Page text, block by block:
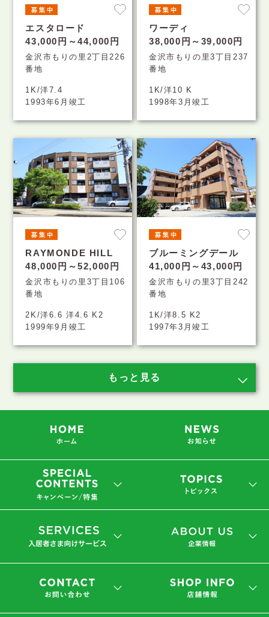
エスタロード
43,000円～44,000円
金沢市もりの里2丁目226
番地
1K/洋7.4
1993年6月竣工
ワーディ
38,000円～39,000円
金沢市もりの里3丁目237
番地
1K/洋10 K
1998年3月竣工
RAYMONDE HILL
48,000円～52,000円
金沢市もりの里3丁目106
番地
2K/洋6.6 洋4.6 K2
1999年9月竣工
ブルーミングデール
41,000円～43,000円
金沢市もりの里3丁目242
番地
1K/洋8.5 K2
1997年3月竣工